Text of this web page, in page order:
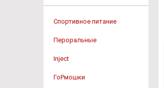
Спортивное питание
Пероральные
Inject
ГоРмошки